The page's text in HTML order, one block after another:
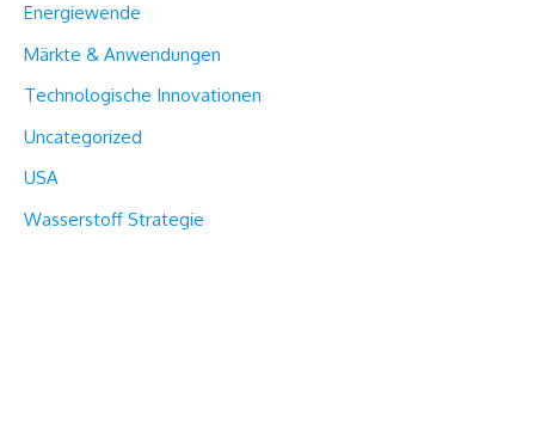
Energiewende
Märkte & Anwendungen
Technologische Innovationen
Uncategorized
USA
Wasserstoff Strategie